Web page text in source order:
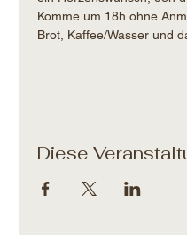
Komme um 18h ohne
Brot, Kaffee/Wasser und
Diese